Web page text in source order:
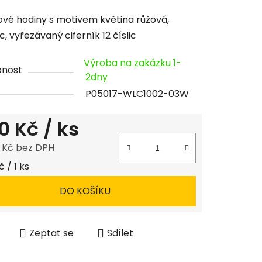
hodiny s motivem květina růžová,
vyřezávaný ciferník 12 číslic
Výroba na zakázku 1-
2dny
P05017-WLC1002-03W
Kč / ks
Kč bez DPH
cena:
/ 1 ks
DO KOŠÍKU
Zeptat se Sdílet